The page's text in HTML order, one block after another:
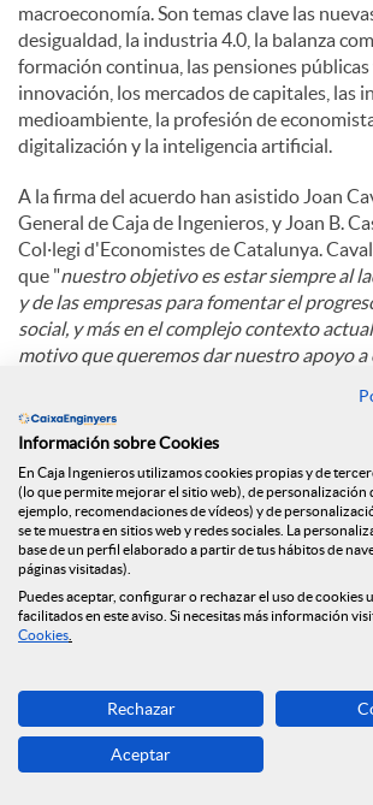
macroeconomía. Son temas clave las
desigualdad, la industria 4.0, la balanza
formación continua, las pensiones públicas
innovación, los mercados de capitales, las
medioambiente, la profesión de
digitalización y la inteligencia artificial.
A la firma del acuerdo han asistido Joan
General de Caja de Ingenieros, y Joan B.
Col·legi d'Economistes de Catalunya.
que "nuestro objetivo es estar siempre al
y de las empresas para fomentar el
social, y más en el complejo contexto
motivo que queremos dar nuestro apoyo
empresarial y económico de Cataluña"
C
o
m
p
Noticias
Caja Ingenieros refuerza su
economía social con su
Clade
Caja Ingenieros refuerza su
Información sobre Cookies
En Caja Ingenieros utilizamos cookies propias y de
(lo que permite mejorar el sitio web), de
ejemplo, recomendaciones de vídeos) y de
se te muestra en sitios web y redes sociales. La
base de un perfil elaborado a partir de tus hábitos de
páginas visitadas).
Puedes aceptar, configurar o rechazar el uso de cookies
facilitados en este aviso. Si necesitas más información
Cookies
Rechazar
Aceptar